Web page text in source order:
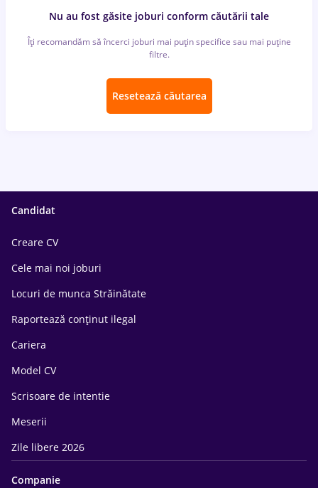
Nu au fost găsite joburi conform căutării tale
Îți recomandăm să încerci joburi mai puțin specifice sau mai puține
filtre.
Resetează căutarea
Candidat
Creare CV
Cele mai noi joburi
Locuri de munca Străinătate
Raportează conținut ilegal
Cariera
Model CV
Scrisoare de intentie
Meserii
Zile libere 2026
Companie